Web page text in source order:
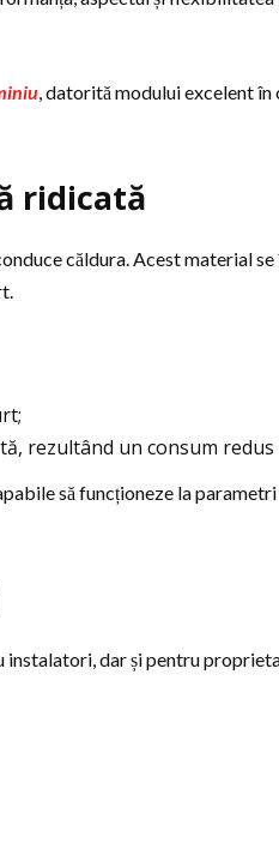
, datorită modului excelent
ridicată
căldura. Acest material
rezultând un consum redus
să funcționeze la
dar și pentru